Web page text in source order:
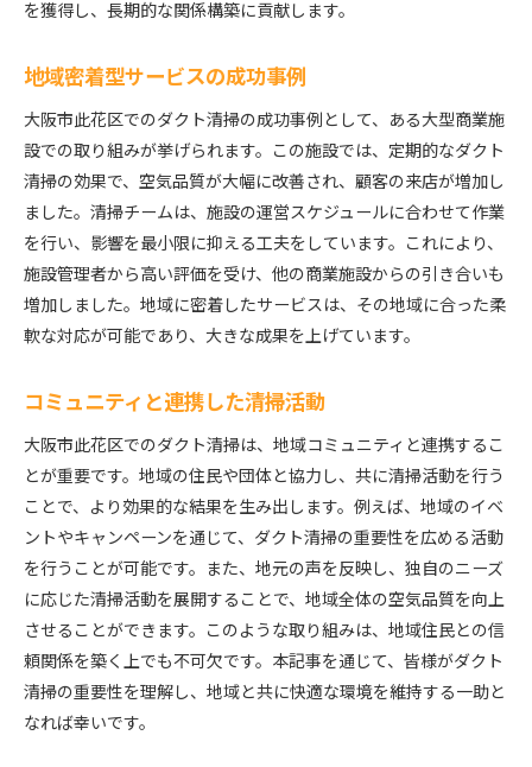
を獲得し、長期的な関係構築に貢献します。
地域密着型サービスの成功事例
大阪市此花区でのダクト清掃の成功事例として、ある大型商業施
設での取り組みが挙げられます。この施設では、定期的なダクト
清掃の効果で、空気品質が大幅に改善され、顧客の来店が増加し
ました。清掃チームは、施設の運営スケジュールに合わせて作業
を行い、影響を最小限に抑える工夫をしています。これにより、
施設管理者から高い評価を受け、他の商業施設からの引き合いも
増加しました。地域に密着したサービスは、その地域に合った柔
軟な対応が可能であり、大きな成果を上げています。
コミュニティと連携した清掃活動
大阪市此花区でのダクト清掃は、地域コミュニティと連携するこ
とが重要です。地域の住民や団体と協力し、共に清掃活動を行う
ことで、より効果的な結果を生み出します。例えば、地域のイベ
ントやキャンペーンを通じて、ダクト清掃の重要性を広める活動
を行うことが可能です。また、地元の声を反映し、独自のニーズ
に応じた清掃活動を展開することで、地域全体の空気品質を向上
させることができます。このような取り組みは、地域住民との信
頼関係を築く上でも不可欠です。本記事を通じて、皆様がダクト
清掃の重要性を理解し、地域と共に快適な環境を維持する一助と
なれば幸いです。